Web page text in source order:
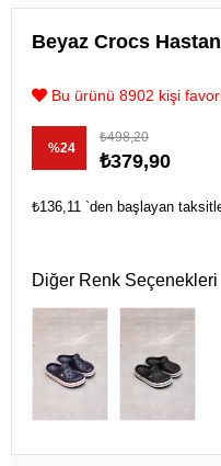
Beyaz Crocs
Bu ürünü 8902 kişi
%24
İndirim
₺498,20
₺379,90
₺136,11 `den başlayan
Diğer Renk Seçenekleri